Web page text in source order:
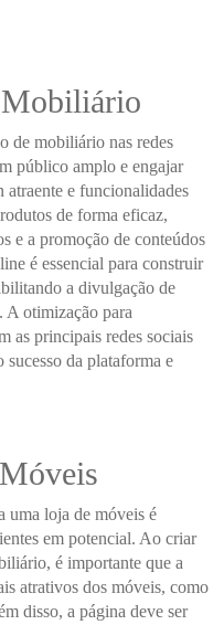
Mobiliário
de mobiliário nas redes
público amplo e engajar
e funcionalidades
de forma eficaz,
e a promoção de conteúdos
é essencial para construir
a divulgação de
A otimização para
as principais redes sociais
sucesso da plataforma e
uma loja de móveis é
em potencial. Ao criar
é importante que a
atrativos dos móveis, como
disso, a página deve ser